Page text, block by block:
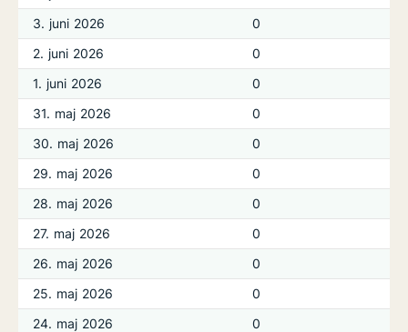
3. juni 2026
0
2. juni 2026
0
1. juni 2026
0
31. maj 2026
0
30. maj 2026
0
29. maj 2026
0
28. maj 2026
0
27. maj 2026
0
26. maj 2026
0
25. maj 2026
0
24. maj 2026
0